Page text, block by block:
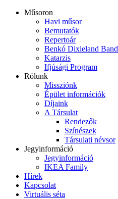
Műsoron
Havi műsor
Bemutatók
Repertoár
Benkó Dixieland Band
Katarzis
Ifjúsági Program
Rólunk
Missziónk
Épület információk
Díjaink
A Társulat
Rendezők
Színészek
Társulati névsor
Jegyinformáció
Jegyinformáció
IKEA Family
Hírek
Kapcsolat
Virtuális séta